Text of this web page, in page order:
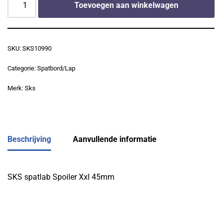
Toevoegen aan winkelwagen
SKU: SKS10990
Categorie: Spatbord/Lap
Merk: Sks
Beschrijving Aanvullende informatie
SKS spatlab Spoiler Xxl 45mm